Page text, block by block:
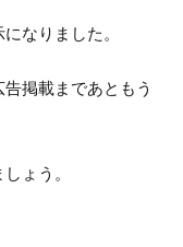
なりました。
掲載まであともう
ょう。